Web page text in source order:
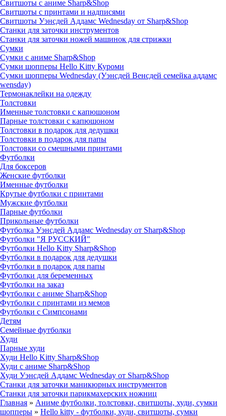
Свитшоты с аниме Sharp&Shop
Свитшоты с принтами и надписями
Свитшоты Уэнсдей Аддамс Wednesday от Sharp&Shop
Станки для заточки инструментов
Станки для заточки ножей машинок для стрижки
Сумки
Сумки с аниме Sharp&Shop
Сумки шопперы Hello Kitty Куроми
Сумки шопперы Wednesday (Уэнсдей Венсдей семейка аддамс
wensday)
Термонаклейки на одежду
Толстовки
Именные толстовки с капюшоном
Парные толстовки с капюшоном
Толстовки в подарок для дедушки
Толстовки в подарок для папы
Толстовки со смешными принтами
Футболки
Для боксеров
Женские футболки
Именные футболки
Крутые футболки с принтами
Мужские футболки
Парные футболки
Прикольные футболки
Футболка Уэнсдей Аддамс Wednesday от Sharp&Shop
Футболки "Я РУССКИЙ"
Футболки Hello Kitty Sharp&Shop
Футболки в подарок для дедушки
Футболки в подарок для папы
Футболки для беременных
Футболки на заказ
Футболки с аниме Sharp&Shop
Футболки с принтами из мемов
Футболки с Симпсонами
Детям
Семейные футболки
Худи
Парные худи
Худи Hello Kitty Sharp&Shop
Худи с аниме Sharp&Shop
Худи Уэнсдей Аддамс Wednesday от Sharp&Shop
Станки для заточки маникюрных инструментов
Станки для заточки парикмахерских ножниц
Главная » Аниме футболки, толстовки, свитшоты, худи, сумки
шопперы » Hello kitty - футболки, худи, свитшоты, сумки